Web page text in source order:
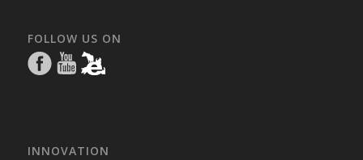
FOLLOW US ON
INNOVATION